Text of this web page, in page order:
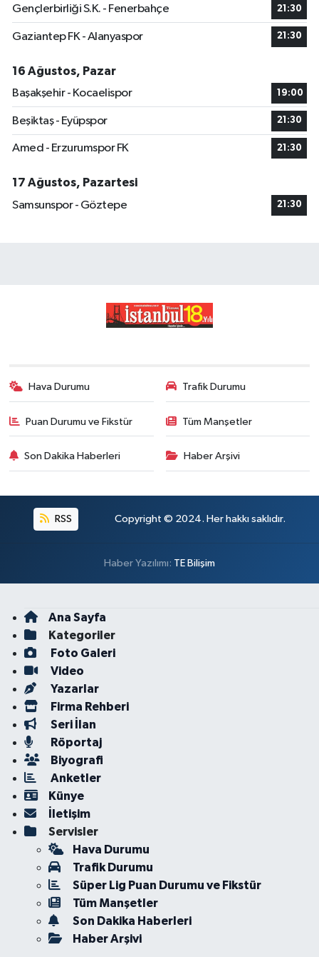
Gençlerbirliği S.K. - Fenerbahçe 21:30
Gaziantep FK - Alanyaspor 21:30
16 Ağustos, Pazar
Başakşehir - Kocaelispor
19:00
Beşiktaş - Eyüpspor 21:30
Amed - Erzurumspor FK 21:30
17 Ağustos, Pazartesi
Samsunspor - Göztepe
21:30
Hava Durumu Trafik Durumu
Puan Durumu ve Fikstür Tüm Manşetler
Son Dakika Haberleri Haber Arşivi
RSS Copyright © 2024. Her hakkı saklıdır.
Haber Yazılımı: TE Bilişim
Ana Sayfa
Kategoriler
Foto Galeri
Video
Yazarlar
Firma Rehberi
Seri İlan
Röportaj
Biyografi
Anketler
Künye
İletişim
Servisler
Hava Durumu
Trafik Durumu
Süper Lig Puan Durumu ve Fikstür
Tüm Manşetler
Son Dakika Haberleri
Haber Arşivi